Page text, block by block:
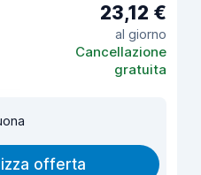
23,12 €
al giorno
Cancellazione
gratuita
offerta